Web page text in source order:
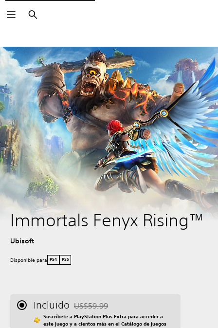
Buscar
Immortals Fenyx Rising™
Ubisoft
Disponible para PS4 PS5
Incluido Rebajado del precio original de US$59.99
US$59.99
Suscríbete a PlayStation Plus Extra para acceder a
este juego y a cientos más en el Catálogo de juegos